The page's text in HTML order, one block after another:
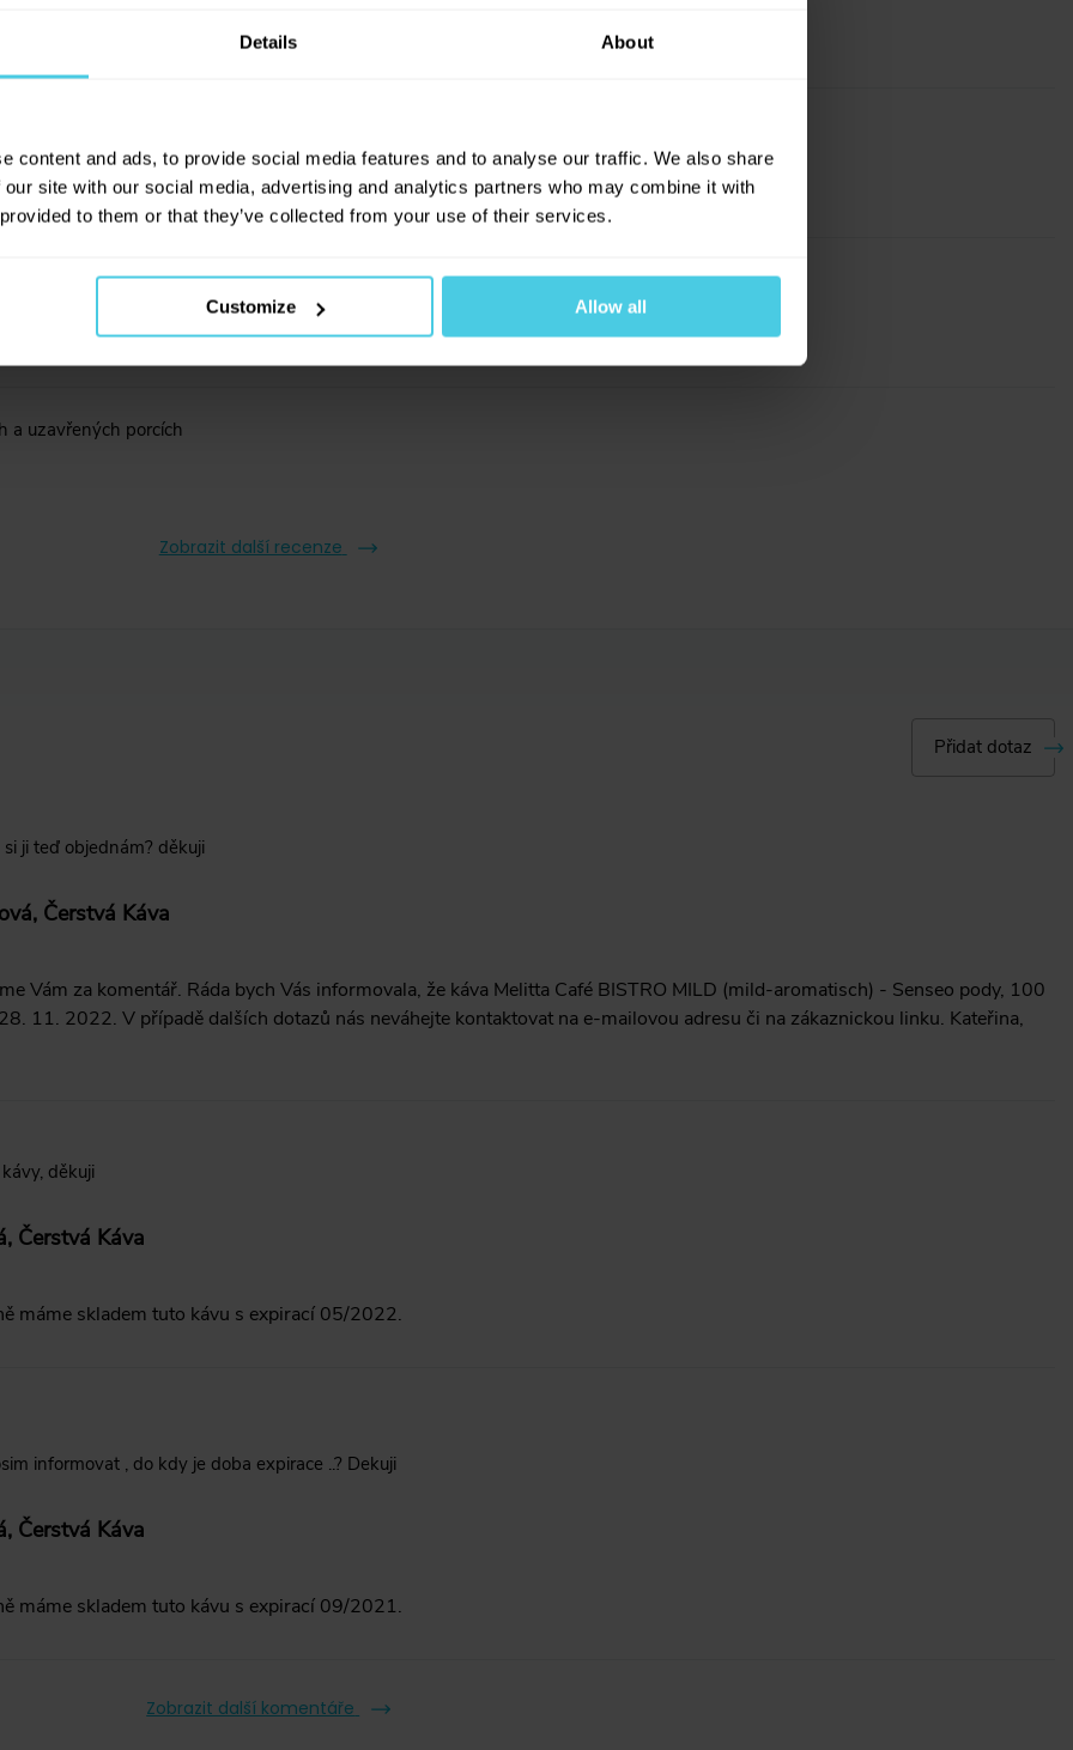
Details About
content and ads, to provide social media features and to analyse our traffic. We also share
site with our social media, advertising and analytics partners who may combine it with
to them or that they’ve collected from your use of their services.
Customize Allow all
a má i pěknou pěnu
a uzavřených porcích
Zobrazit další recenze
Přidat dotaz
ji teď objednám? děkuji
Čerstvá Káva
Vám za komentář. Ráda bych Vás informovala, že káva Melitta Café BISTRO MILD (mild-aromatisch) - Senseo pody, 100
11. 2022. V případě dalších dotazů nás neváhejte kontaktovat na e-mailovou adresu či na zákaznickou linku. Kateřina,
děkuji
Čerstvá Káva
máme skladem tuto kávu s expirací 05/2022.
informovat , do kdy je doba expirace ..? Dekuji
Čerstvá Káva
máme skladem tuto kávu s expirací 09/2021.
Zobrazit další komentáře